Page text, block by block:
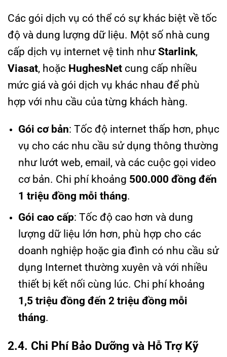
Các gói dịch vụ có thể có sự khác biệt về tốc
độ và dung lượng dữ liệu. Một số nhà cung
cấp dịch vụ internet vệ tinh nhưStarlink,
Viasat, hoặc HughesNet cung cấp nhiều
mức giá và gói dịch vụ khác nhau để phù
hợp với nhu cầu của từng khách hàng.
Gói cơ bản: Tốc độ internet thấp hơn, phục
vụ cho các nhu cầu sử dụng thông thường
như lướt web, email, và các cuộc gọi video
cơ bản. Chi phí khoảng 500.000 đồng đến
1 triệu đồng mỗi tháng.
Gói cao cấp: Tốc độ cao hơn và dung
lượng dữ liệu lớn hơn, phù hợp cho các
doanh nghiệp hoặc gia đình có nhu cầu sử
dụng Internet thường xuyên và với nhiều
thiết bị kết nối cùng lúc. Chi phí khoảng
1,5 triệu đồng đến 2 triệu đồng mỗi
tháng.
2.4. Chi Phí Bảo Dưỡng và Hỗ Trợ Kỹ